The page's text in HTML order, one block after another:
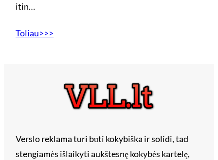
itin…
Toliau>>>
Verslo reklama turi būti kokybiška ir solidi, tad
stengiamės išlaikyti aukštesnę kokybės kartelę,